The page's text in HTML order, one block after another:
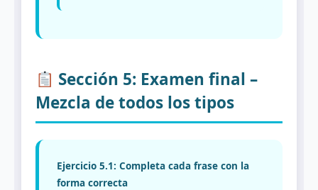
Sección 5: Examen final –
Mezcla de todos los tipos
Ejercicio 5.1: Completa cada frase con la
forma correcta